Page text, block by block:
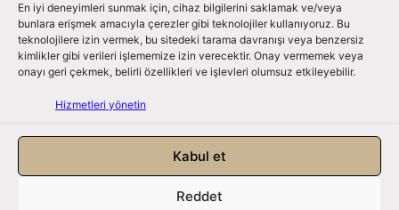
En iyi deneyimleri sunmak için, cihaz bilgilerini saklamak ve/veya
bunlara erişmek amacıyla çerezler gibi teknolojiler kullanıyoruz. Bu
teknolojilere izin vermek, bu sitedeki tarama davranışı veya benzersiz
kimlikler gibi verileri işlememize izin verecektir. Onay vermemek veya
onayı geri çekmek, belirli özellikleri ve işlevleri olumsuz etkileyebilir.
Hizmetleri yönetin
Kabul et
Reddet
Bizi Takip Edin